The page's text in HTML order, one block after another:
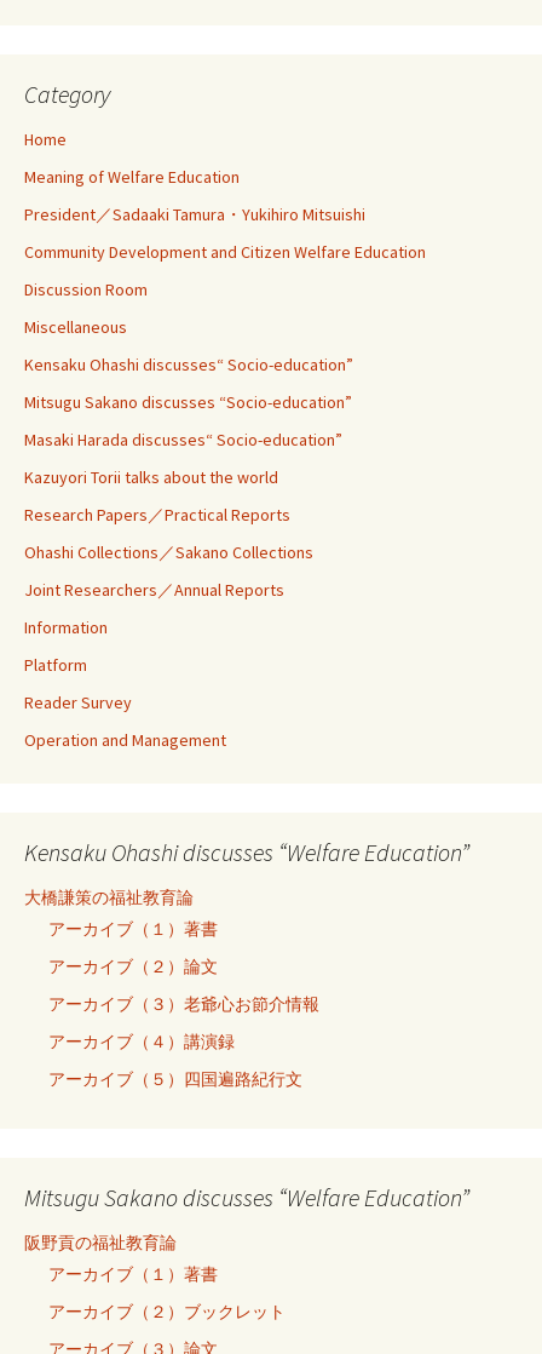
Category
Home
Meaning of Welfare Education
President／Sadaaki Tamura・Yukihiro Mitsuishi
Community Development and Citizen Welfare Education
Discussion Room
Miscellaneous
Kensaku Ohashi discusses“ Socio-education”
Mitsugu Sakano discusses “Socio-education”
Masaki Harada discusses“ Socio-education”
Kazuyori Torii talks about the world
Research Papers／Practical Reports
Ohashi Collections／Sakano Collections
Joint Researchers／Annual Reports
Information
Platform
Reader Survey
Operation and Management
Kensaku Ohashi discusses “Welfare Education”
大橋謙策の福祉教育論
アーカイブ（１）著書
アーカイブ（２）論文
アーカイブ（３）老爺心お節介情報
アーカイブ（４）講演録
アーカイブ（５）四国遍路紀行文
Mitsugu Sakano discusses “Welfare Education”
阪野貢の福祉教育論
アーカイブ（１）著書
アーカイブ（２）ブックレット
アーカイブ（３）論文